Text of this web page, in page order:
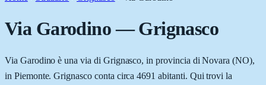
Via Garodino—Grignasco
Via Garodino è una via di Grignasco, in provincia di Novara (NO),
in Piemonte. Grignasco conta circa 4691 abitanti. Qui trovi la